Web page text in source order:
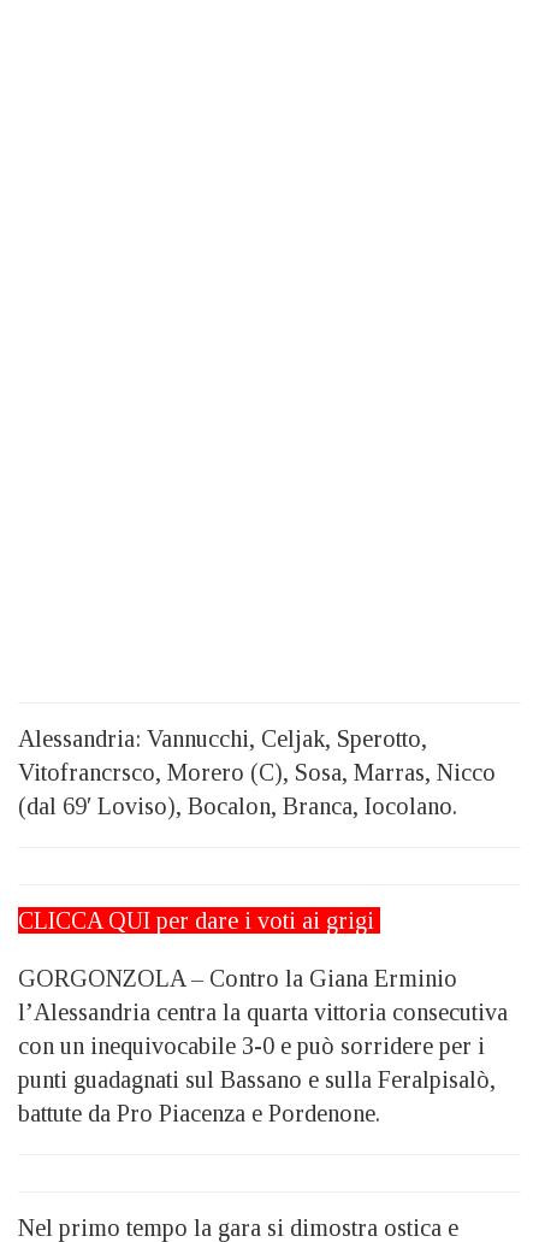
Alessandria: Vannucchi, Celjak, Sperotto,
Vitofrancrsco, Morero (C), Sosa, Marras, Nicco
(dal 69′ Loviso), Bocalon, Branca, Iocolano.
CLICCA QUI per dare i voti ai grigi
GORGONZOLA – Contro la Giana Erminio
l’Alessandria centra la quarta vittoria consecutiva
con un inequivocabile 3-0 e può sorridere per i
punti guadagnati sul Bassano e sulla Feralpisalò,
battute da Pro Piacenza e Pordenone.
Nel primo tempo la gara si dimostra ostica e